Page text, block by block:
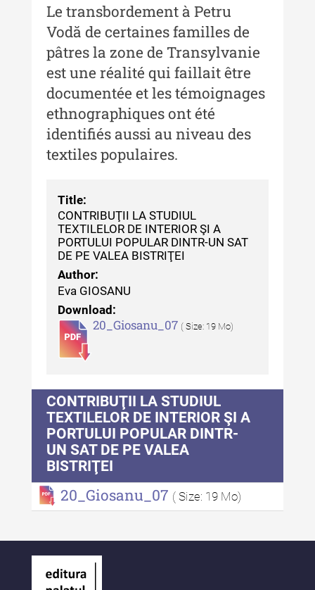
Buletinul Muzeului Științei și
Tehnicii ”Ștefan Procopiu” - An
XV / Nr. 15 / 2021
Buletinul Muzeului Științei și
Tehnicii ”Ștefan Procopiu” - An
XIV / Nr. 14 / 2020
Buletinul Muzeului Științei și
Tehnicii ”Ștefan Procopiu” - An
Indexul Complet
Buletinul Centrului de Cercetare și
Conservare-Restaurare a
Patrimoniului
Buletinul Centrului de Cercetare
și Conservare-Restaurare a
Patrimoniului - 2021
Buletinul Centrului de Cercetare
Patrimoniului - 2020
Buletinul Centrului de Cercetare
și Conservare-Restaurare a
Patrimoniului - 2019
Indexul Complet
culturală
MediCult - Revista de mediere
Le transbordement à Petru
Vodă de certaines familles de
pâtres la zone de Transylvanie
est une réalité qui faillait être
documentée et les témoignages
ethnographiques ont été
identifiés aussi au niveau des
textiles populaires.
Title:
CONTRIBUŢII LA STUDIUL
TEXTILELOR DE INTERIOR ŞI A
PORTULUI POPULAR DINTR-UN SAT
DE PE VALEA BISTRIŢEI
Author:
Eva GIOSANU
Download:
20_Giosanu_07 ( Size: 19 Mo)
CONTRIBUŢII LA STUDIUL
TEXTILELOR DE INTERIOR ŞI A
PORTULUI POPULAR DINTR-
UN SAT DE PE VALEA
BISTRIŢEI
20_Giosanu_07 ( Size: 19 Mo)